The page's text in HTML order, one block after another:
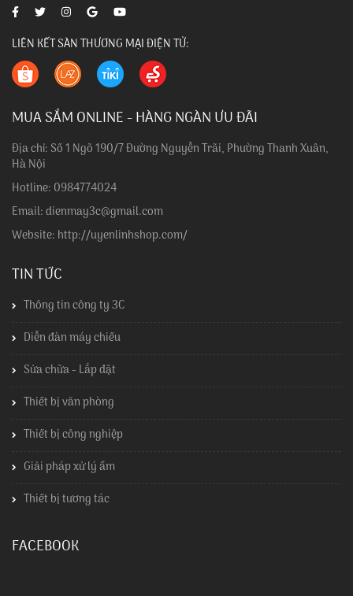
LIÊN KẾT SÀN THƯƠNG MẠI ĐIỆN TỬ:
MUA SẮM ONLINE - HÀNG NGÀN ƯU ĐÃI
Địa chỉ: Số 1 Ngõ 190/7 Đường Nguyễn Trãi, Phường Thanh Xuân,
Hà Nội
Hotline: 0984774024
Email: dienmay3c@gmail.com
Website: http://uyenlinhshop.com/
TIN TỨC
Thông tin công ty 3C
Diễn đàn máy chiếu
Sửa chữa - Lắp đặt
Thiết bị văn phòng
Thiết bị công nghiệp
Giải pháp xử lý ẩm
Thiết bị tương tác
FACEBOOK